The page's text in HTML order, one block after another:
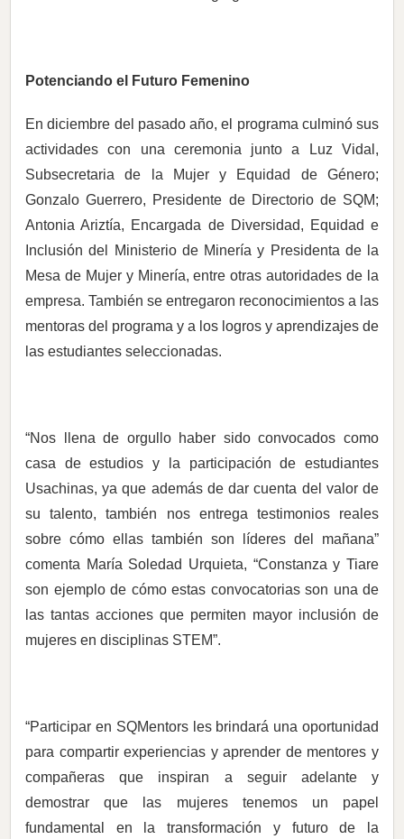
Potenciando el Futuro Femenino
En diciembre del pasado año, el programa culminó sus
actividades con una ceremonia junto a Luz Vidal,
Subsecretaria de la Mujer y Equidad de Género;
Gonzalo Guerrero, Presidente de Directorio de SQM;
Antonia Ariztía, Encargada de Diversidad, Equidad e
Inclusión del Ministerio de Minería y Presidenta de la
Mesa de Mujer y Minería, entre otras autoridades de la
empresa. También se entregaron reconocimientos a las
mentoras del programa y a los logros y aprendizajes de
las estudiantes seleccionadas.
“Nos llena de orgullo haber sido convocados como
casa de estudios y la participación de estudiantes
Usachinas, ya que además de dar cuenta del valor de
su talento, también nos entrega testimonios reales
sobre cómo ellas también son líderes del mañana”
comenta María Soledad Urquieta, “Constanza y Tiare
son ejemplo de cómo estas convocatorias son una de
las tantas acciones que permiten mayor inclusión de
mujeres en disciplinas STEM”.
“Participar en SQMentors les brindará una oportunidad
para compartir experiencias y aprender de mentores y
compañeras que inspiran a seguir adelante y
demostrar que las mujeres tenemos un papel
fundamental en la transformación y futuro de la